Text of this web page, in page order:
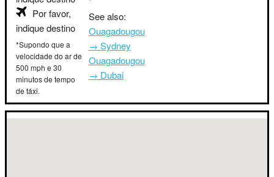
Por favor,
indique destino
*Supondo que a
velocidade do ar de
500 mph e 30
minutos de tempo
de táxi.
See also:
Ouagadougou
→ Sydney
Ouagadougou
→ Dubai